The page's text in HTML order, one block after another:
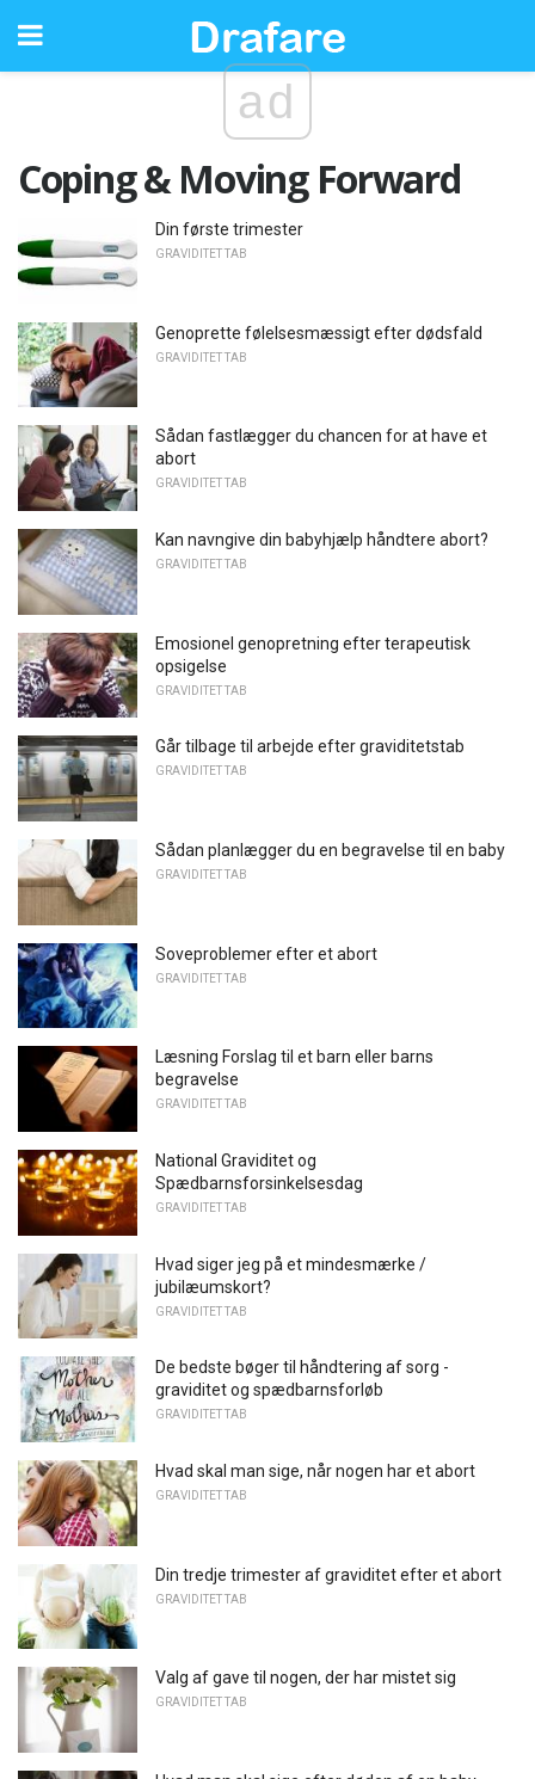
ad
Coping & Moving Forward
Din første trimester
GRAVIDITET TAB
Genoprette følelsesmæssigt efter dødsfald
GRAVIDITET TAB
Sådan fastlægger du chancen for at have et
abort
GRAVIDITET TAB
Kan navngive din babyhjælp håndtere abort?
GRAVIDITET TAB
Emosionel genopretning efter terapeutisk
opsigelse
GRAVIDITET TAB
Går tilbage til arbejde efter graviditetstab
GRAVIDITET TAB
Sådan planlægger du en begravelse til en baby
GRAVIDITET TAB
Soveproblemer efter et abort
GRAVIDITET TAB
Læsning Forslag til et barn eller barns
begravelse
GRAVIDITET TAB
National Graviditet og
Spædbarnsforsinkelsesdag
GRAVIDITET TAB
Hvad siger jeg på et mindesmærke /
jubilæumskort?
GRAVIDITET TAB
De bedste bøger til håndtering af sorg -
graviditet og spædbarnsforløb
GRAVIDITET TAB
Hvad skal man sige, når nogen har et abort
GRAVIDITET TAB
Din tredje trimester af graviditet efter et abort
GRAVIDITET TAB
Valg af gave til nogen, der har mistet sig
GRAVIDITET TAB